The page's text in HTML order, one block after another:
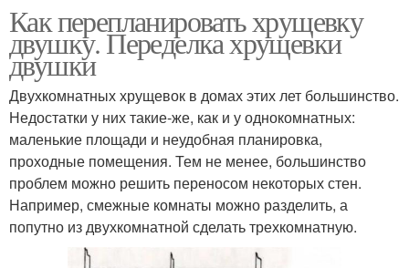
Как перепланировать хрущевку
двушку. Переделка хрущевки
двушки
Двухкомнатных хрущевок в домах этих лет большинство.
Недостатки у них такие-же, как и у однокомнатных:
маленькие площади и неудобная планировка,
проходные помещения. Тем не менее, большинство
проблем можно решить переносом некоторых стен.
Например, смежные комнаты можно разделить, а
попутно из двухкомнатной сделать трехкомнатную.